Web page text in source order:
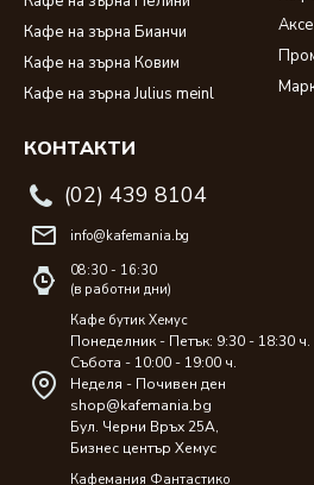
Кафе на зърна Бианчи
Кафе на зърна Ковим
Кафе на зърна Julius meinl
КОНТАКТИ
(02) 439 8104
info@kafemania.bg
08:30 - 16:30
(в работни дни)
Кафе бутик Хемус
Понеделник - Петък: 9:30 - 18:30 ч.
Събота - 10:00 - 19:00 ч.
Неделя - Почивен ден
shop@kafemania.bg
Бул. Черни Връх 25A,
Бизнес център Хемус
Кафемания Фантастико